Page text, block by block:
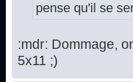
pense qu'il se
:mdr: Dommage,
5x11 ;)